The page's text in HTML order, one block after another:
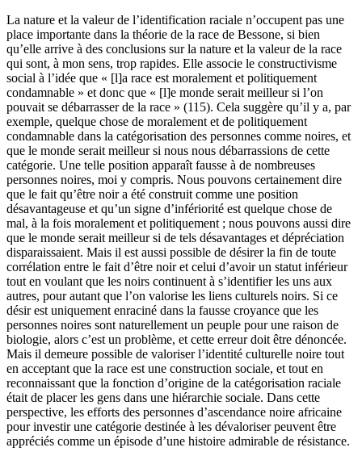
La nature et la valeur de l’identification raciale n’occupent pas une
place importante dans la théorie de la race de Bessone, si bien
qu’elle arrive à des conclusions sur la nature et la valeur de la race
qui sont, à mon sens, trop rapides. Elle associe le constructivisme
social à l’idée que « [l]a race est moralement et politiquement
condamnable » et donc que « [l]e monde serait meilleur si l’on
pouvait se débarrasser de la race » (115). Cela suggère qu’il y a, par
exemple, quelque chose de moralement et de politiquement
condamnable dans la catégorisation des personnes comme noires, et
que le monde serait meilleur si nous nous débarrassions de cette
catégorie. Une telle position apparaît fausse à de nombreuses
personnes noires, moi y compris. Nous pouvons certainement dire
que le fait qu’être noir a été construit comme une position
désavantageuse et qu’un signe d’infériorité est quelque chose de
mal, à la fois moralement et politiquement ; nous pouvons aussi dire
que le monde serait meilleur si de tels désavantages et dépréciation
disparaissaient. Mais il est aussi possible de désirer la fin de toute
corrélation entre le fait d’être noir et celui d’avoir un statut inférieur
tout en voulant que les noirs continuent à s’identifier les uns aux
autres, pour autant que l’on valorise les liens culturels noirs. Si ce
désir est uniquement enraciné dans la fausse croyance que les
personnes noires sont naturellement un peuple pour une raison de
biologie, alors c’est un problème, et cette erreur doit être dénoncée.
Mais il demeure possible de valoriser l’identité culturelle noire tout
en acceptant que la race est une construction sociale, et tout en
reconnaissant que la fonction d’origine de la catégorisation raciale
était de placer les gens dans une hiérarchie sociale. Dans cette
perspective, les efforts des personnes d’ascendance noire africaine
pour investir une catégorie destinée à les dévaloriser peuvent être
appréciés comme un épisode d’une histoire admirable de résistance.